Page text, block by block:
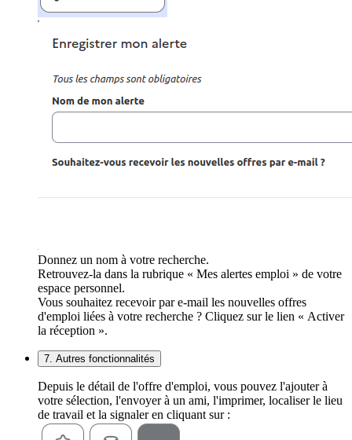
Donnez un nom à votre recherche.
Retrouvez-la dans la rubrique « Mes alertes emploi » de votre
espace personnel.
Vous souhaitez recevoir par e-mail les nouvelles offres
d'emploi liées à votre recherche ? Cliquez sur le lien « Activer
la réception ».
7. Autres fonctionnalités
Depuis le détail de l'offre d'emploi, vous pouvez l'ajouter à
votre sélection, l'envoyer à un ami, l'imprimer, localiser le lieu
de travail et la signaler en cliquant sur :